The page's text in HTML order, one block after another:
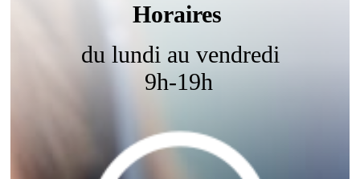
Horaires
du lundi au vendredi
9h-19h